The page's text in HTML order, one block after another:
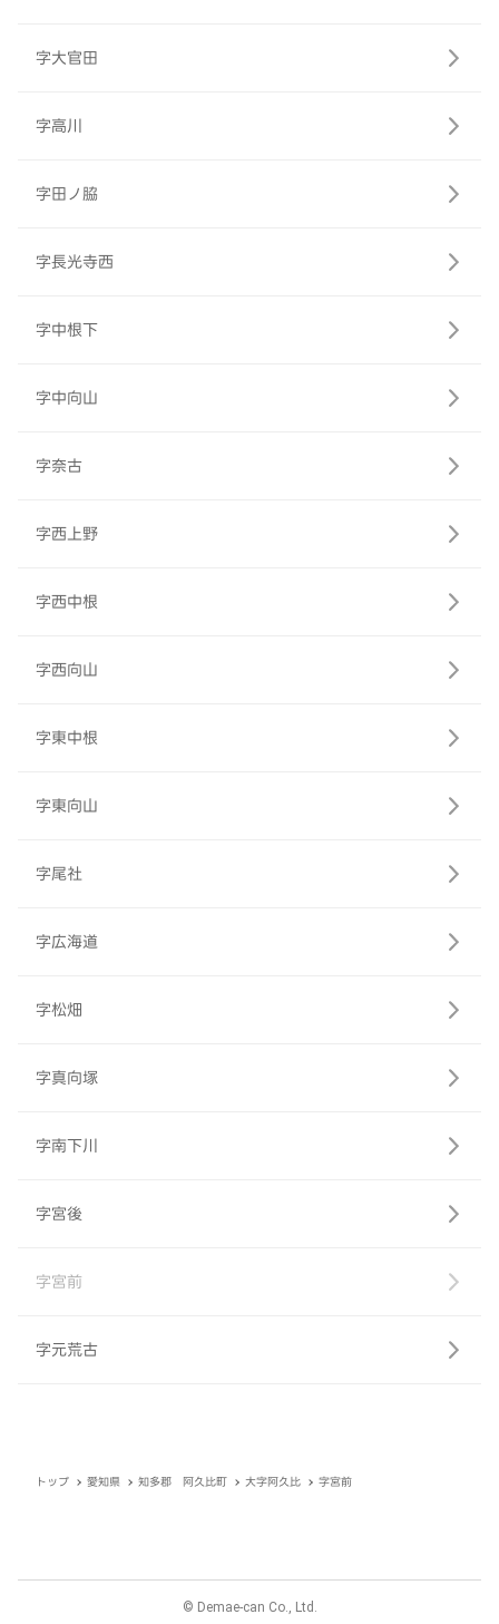
字大官田
字高川
字田ノ脇
字長光寺西
字中根下
字中向山
字奈古
字西上野
字西中根
字西向山
字東中根
字東向山
字尾社
字広海道
字松畑
字真向塚
字南下川
字宮後
字宮前
字元荒古
トップ 愛知県 知多郡 阿久比町 大字阿久比 字宮前
© Demae-can Co., Ltd.